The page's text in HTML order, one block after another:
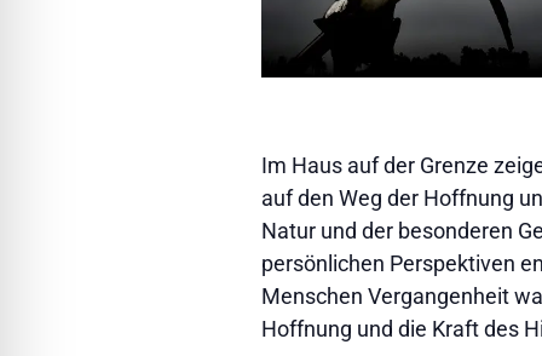
Im Haus auf der Grenze
auf den Weg der Hoffnung
Natur und der besonderen
persönlichen Perspektiven
Menschen Vergangenheit
Hoffnung und die Kraft des